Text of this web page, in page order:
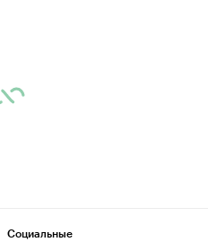
Социальные